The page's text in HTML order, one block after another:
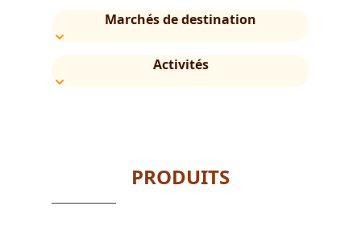
Marchés de destination
Activités
PRODUITS